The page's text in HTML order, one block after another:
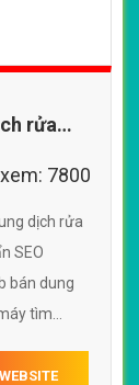
rửa
7800
dịch rửa
SEO
bán dung
tìm
dung dịch